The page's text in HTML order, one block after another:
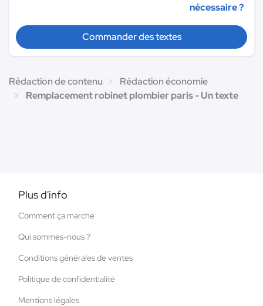
nécessaire ?
Commander des textes
Rédaction de contenu
Rédaction économie
Remplacement robinet plombier paris - Un texte
Plus d'info
Comment ça marche
Qui sommes-nous ?
Conditions générales de ventes
Politique de confidentialité
Mentions légales